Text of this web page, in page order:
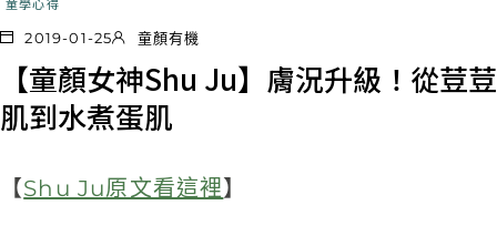
童學心得
2019-01-25 童顏有機
【童顏女神Shu Ju】膚況升級！從荳荳
肌到水煮蛋肌
【Shu Ju原文看這裡】